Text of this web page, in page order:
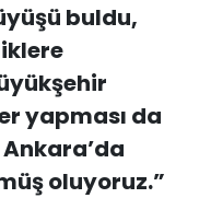
buldu,
yapması da
oluyoruz.”